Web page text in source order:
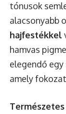
tónusok
alacsonyabb
hajfestékkel
hamvas
elegendő egy
amely